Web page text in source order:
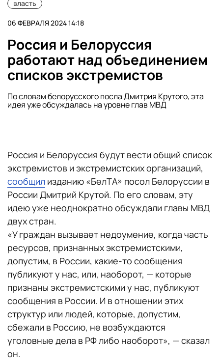
власть
06 ФЕВРАЛЯ 2024 14:18
Россия и Белоруссия
работают над объединением
списков экстремистов
По словам белорусского посла Дмитрия Крутого, эта
идея уже обсуждалась на уровне глав МВД
Россия и Белоруссия будут вести общий список
экстремистов и экстремистских организаций,
сообщил изданию «БелТА» посол Белоруссии в
России Дмитрий Крутой. По его словам, эту
идею уже неоднократно обсуждали главы МВД
двух стран.
«У граждан вызывает недоумение, когда часть
ресурсов, признанных экстремистскими,
допустим, в России, какие‑то сообщения
публикуют у нас, или, наоборот, — которые
признаны экстремистскими у нас, публикуют
сообщения в России. И в отношении этих
структур или людей, которые, допустим,
сбежали в Россию, не возбуждаются
уголовные дела в РФ либо наоборот», — сказал
он.